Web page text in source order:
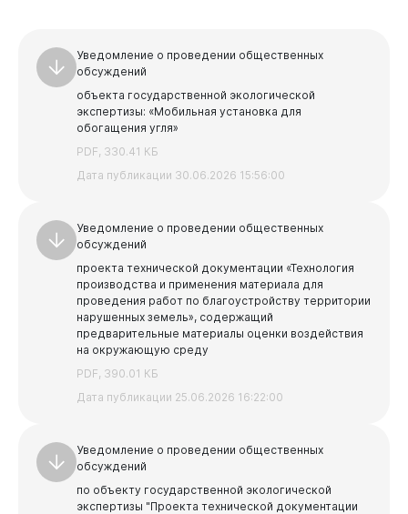
Уведомление о проведении общественных
обсуждений
объекта государственной экологической
экспертизы: «Мобильная установка для
обогащения угля»
PDF, 330.41 КБ
Дата публикации 30.06.2026 15:56:00
Уведомление о проведении общественных
обсуждений
проекта технической документации «Технология
производства и применения материала для
проведения работ по благоустройству территории
нарушенных земель», содержащий
предварительные материалы оценки воздействия
на окружающую среду
PDF, 390.01 КБ
Дата публикации 25.06.2026 16:22:00
Уведомление о проведении общественных
обсуждений
по объекту государственной экологической
экспертизы "Проекта технической документации